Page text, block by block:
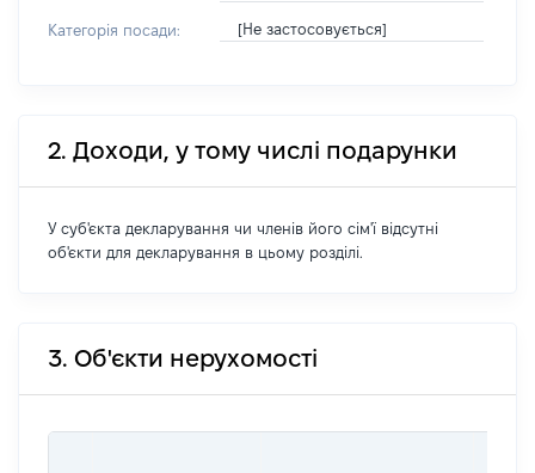
Категорія посади: [Не застосовується]
2. Доходи, у тому числі подарунки
У суб'єкта декларування чи членів його сім'ї відсутні
об'єкти для декларування в цьому розділі.
3. Об'єкти нерухомості